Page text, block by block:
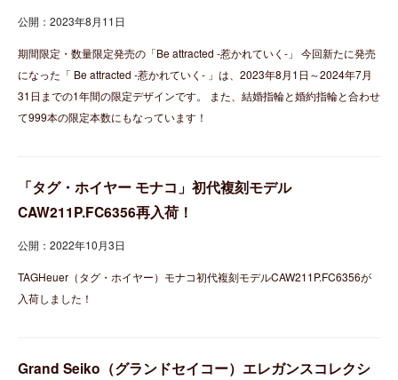
公開：2023年8月11日
期間限定・数量限定発売の「Be attracted -惹かれていく-」 今回新たに発売
になった「 Be attracted -惹かれていく- 」は、2023年8月1日～2024年7月
31日までの1年間の限定デザインです。 また、結婚指輪と婚約指輪と合わせ
て999本の限定本数にもなっています！
「タグ・ホイヤー モナコ」初代複刻モデル
CAW211P.FC6356再入荷！
公開：2022年10月3日
TAGHeuer（タグ・ホイヤー）モナコ初代複刻モデルCAW211P.FC6356が
入荷しました！
Grand Seiko（グランドセイコー）エレガンスコレクシ